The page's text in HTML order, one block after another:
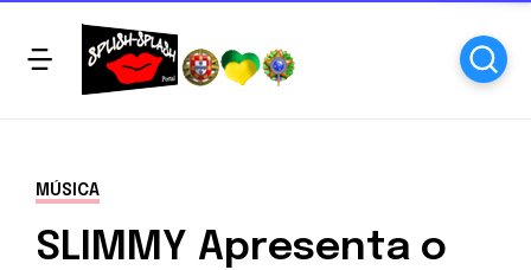
MÚSICA
SLIMMY Apresenta o